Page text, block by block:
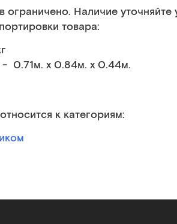
Наличие
товара:
- 0.71м. x 0.84м. x 0.44м.
к категориям: